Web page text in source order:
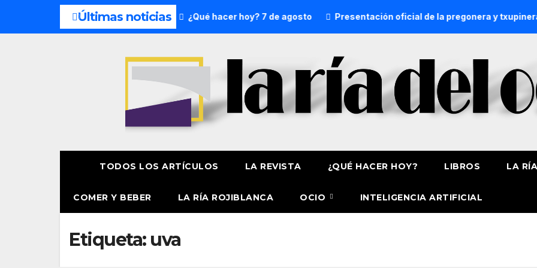
Últimas noticias
del fin de semana: 8 y 9 de agosto ¿Qué hacer hoy? 7 de agosto Presentación oficial de la pregonera y txupinera
TODOS LOS ARTÍCULOS LA REVISTA ¿QUÉ HACER HOY? LIBROS LA
COMER Y BEBER LA RÍA ROJIBLANCA OCIO INTELIGENCIA ARTIFICIAL
Etiqueta: uva